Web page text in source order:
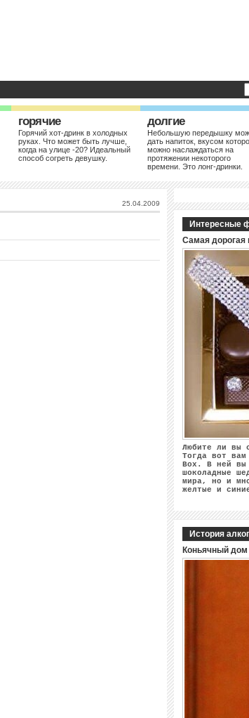
горячие
Горячий хот-дринк в холодных
руках. Что может быть лучше,
когда на улице -20? Идеальный
способ согреть девушку.
долгие
Небольшую передышку
дать напиток, вкусом
можно наслаждаться на
протяжении некоторого
времени. Это лонг-дринки.
25.04.2009
Интересные
Самая дорогая
Любите ли вы
Тогда вот
Box. В ней вы
шоколадные
мира, но и
желтые и
История
Коньячный дом